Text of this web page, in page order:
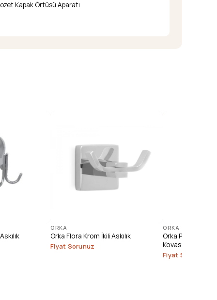
Kapak Örtüsü Aparatı
ORKA
Orka Flora Krom İkili Askılık
Fiyat Sorunuz
ORKA
Orka Paslanmaz
Kovası (3 lt.)
Fiyat Sorunuz